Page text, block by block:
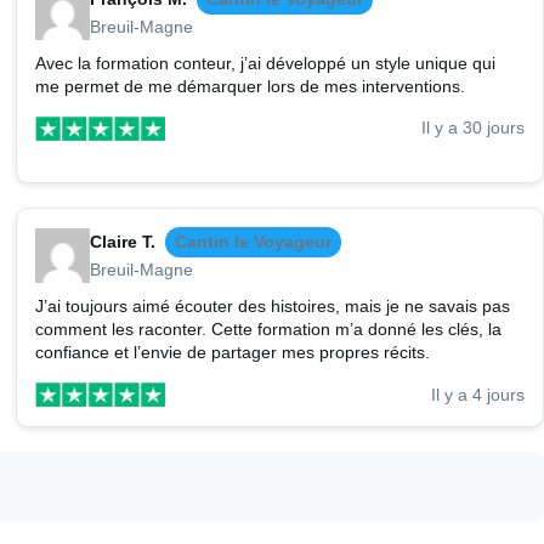
Breuil-Magne
Avec la formation conteur, j’ai développé un style unique qui
me permet de me démarquer lors de mes interventions.
Il y a 30 jours
Claire T.
Cantin le Voyageur
Breuil-Magne
J’ai toujours aimé écouter des histoires, mais je ne savais pas
comment les raconter. Cette formation m’a donné les clés, la
confiance et l’envie de partager mes propres récits.
Il y a 4 jours